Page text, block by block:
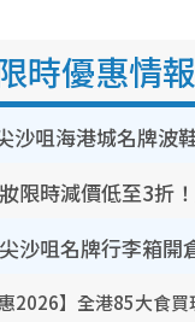
時優惠情報